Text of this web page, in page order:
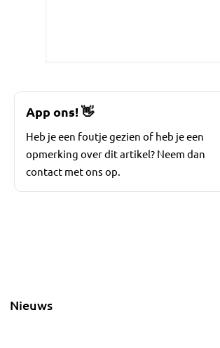
App ons!👋
Heb je een foutje gezien of heb je een
opmerking over dit artikel? Neem dan
contact met ons op.
Nieuws